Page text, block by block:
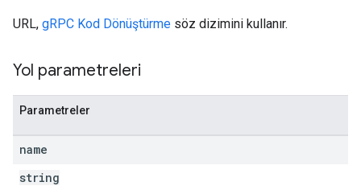
URL, gRPC Kod Dönüştürme söz dizimini kullanır.
Yol parametreleri
Parametreler
name
string